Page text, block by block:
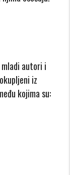
autori i
iz
kojima su: